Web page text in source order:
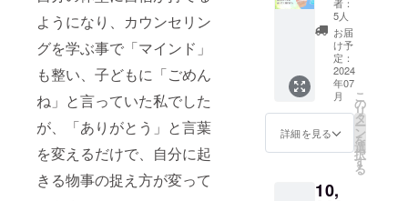
ようになり、カウンセリン
グを学ぶ事で「マインド」
も整い、子どもに「ごめん
ね」と言っていた私でした
が、「ありがとう」と言葉
を変えるだけで、自分に起
きる物事の捉え方が変って
メール
でURL
をお知
らせ致
しま
す。 ※
有効期
限：
2024年
9月末ま
で
日から
実践で
きる内
容で
す。
メのダ
イエッ
トセミ
ナーで
す。
600名以
上が成
果を出
るダイ
エット
なたに
したい
事を自
由に
ゆっく
り話し
が出来
る時間
です。
＝＝ 受
使用し
山本奈
津美か
らおひ
とりお
ひとり
様に感
謝の気
持ちを
込めて
お送り
ご支援
者：
5人
お届
け予
定：
2024
年07
月
詳細を見る
こ
の
リ
タ
ー
ン
を
選
択
す
る
10,